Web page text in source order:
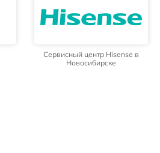
Сервисный центр Hisense в
Новосибирске